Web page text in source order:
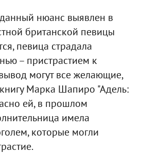
нюанс выявлен в
британской певицы
певица страдала
– пристрастием к
могут все желающие,
Марка Шапиро "Адель:
ей, в прошлом
имела
которые могли